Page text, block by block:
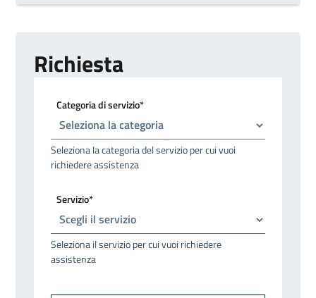
Richiesta
Categoria di servizio*
Seleziona la categoria del servizio per cui vuoi
richiedere assistenza
Servizio*
Seleziona il servizio per cui vuoi richiedere
assistenza